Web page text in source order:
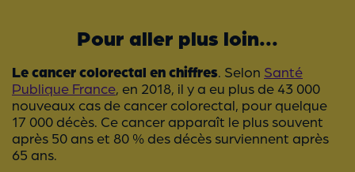
Pour aller plus loin...
Le cancer colorectal en chiffres . Selon Santé
Publique France , en 2018, il y a eu plus de 43 000
nouveaux cas de cancer colorectal, pour quelque
17 000 décès. Ce cancer apparaît le plus souvent
après 50 ans et 80 % des décès surviennent après
65 ans.